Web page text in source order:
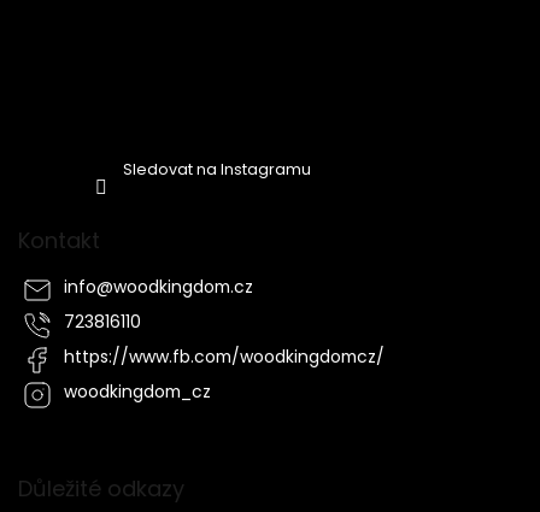
Sledovat na Instagramu
Kontakt
info@woodkingdom.cz
723816110
https://www.fb.com/woodkingdomcz/
woodkingdom_cz
Důležité odkazy